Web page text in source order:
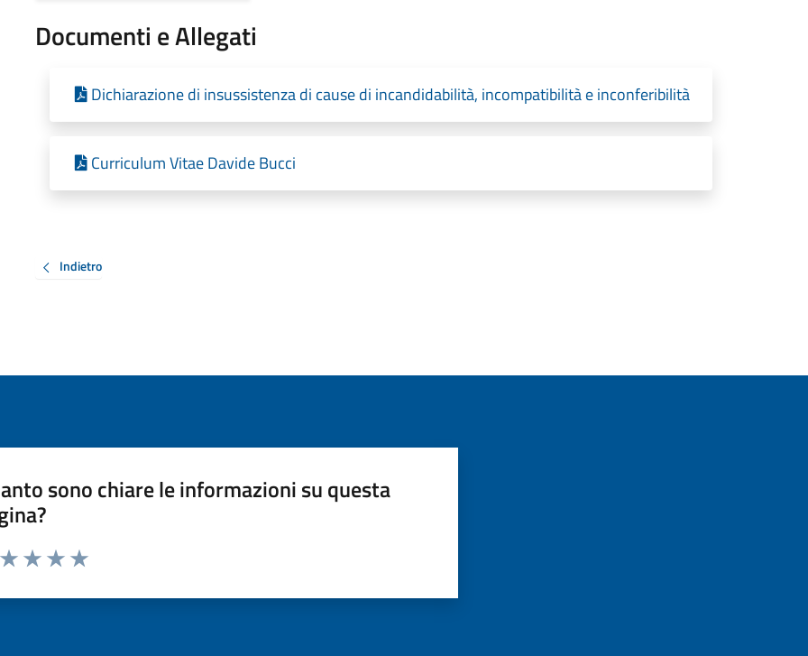
Documenti e Allegati
Dichiarazione di insussistenza di cause di incandidabilità, incompatibilità e inconferibilità
Curriculum Vitae Davide Bucci
Indietro
sono chiare le informazioni su questa
da 1 a 5 stelle la pagina